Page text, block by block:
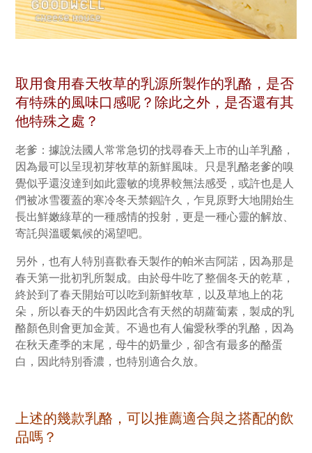
取用食用春天牧草的乳源所製作的乳酪，是否
有特殊的風味口感呢？除此之外，是否還有其
他特殊之處？
老爹：據說法國人常常急切的找尋春天上市的山羊乳酪，
因為最可以呈現初芽牧草的新鮮風味。只是乳酪老爹的嗅
覺似乎還沒達到如此靈敏的境界較無法感受，或許也是人
們被冰雪覆蓋的寒冷冬天禁錮許久，乍見原野大地開始生
長出鮮嫩綠草的一種感情的投射，更是一種心靈的解放、
寄託與溫暖氣候的渴望吧。
另外，也有人特別喜歡春天製作的帕米吉阿諾，因為那是
春天第一批初乳所製成。由於母牛吃了整個冬天的乾草，
終於到了春天開始可以吃到新鮮牧草，以及草地上的花
朵，所以春天的牛奶因此含有天然的胡蘿蔔素，製成的乳
酪顏色則會更加金黃。不過也有人偏愛秋季的乳酪，因為
在秋天產季的末尾，母牛的奶量少，卻含有最多的酪蛋
白，因此特別香濃，也特別適合久放。
上述的幾款乳酪，可以推薦適合與之搭配的飲
品嗎？